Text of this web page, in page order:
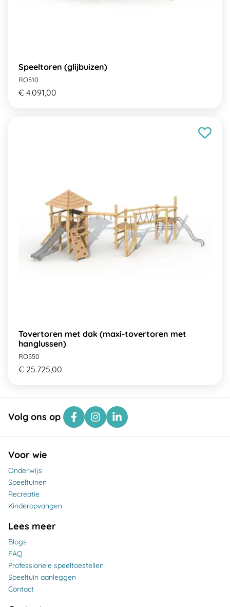
Speeltoren (glijbuizen)
RO510
€ 4.091,00
Tovertoren met dak (maxi-tovertoren met
hanglussen)
RO550
€ 25.725,00
Volg ons op
Voor wie
Onderwijs
Speeltuinen
Recreatie
Kinderopvangen
Lees meer
Blogs
FAQ
Professionele speeltoestellen
Speeltuin aanleggen
Contact